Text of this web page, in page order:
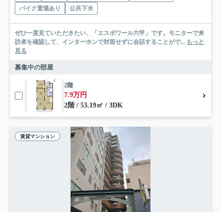
バイク置場あり
公共下水
ぜひ一度見ていただきたい、「エスポワール六甲」です。モニターで来
訪者を確認して、インターホンで対面せずに会話することがで... もっと
見る
募集中の部屋
2階
7.9万円
2階 / 53.19㎡ / 3DK
賃貸マンション